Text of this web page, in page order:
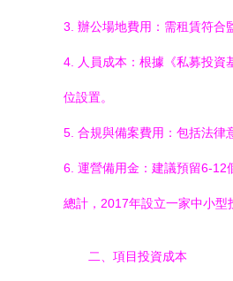
3. 辦公場地費用：需租賃符合
4. 人員成本：根據《私募投資
位設置。
5. 合規與備案費用：包括法律
6. 運營備用金：建議預留6-12
總計，2017年設立一家中小型
二、項目投資成本